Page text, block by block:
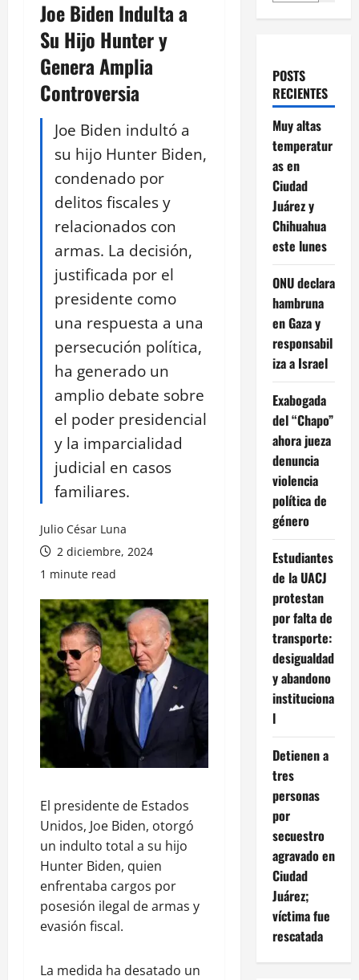
Joe Biden Indulta a
Su Hijo Hunter y
Genera Amplia
Controversia
Joe Biden indultó a
su hijo Hunter Biden,
condenado por
delitos fiscales y
relacionados con
armas. La decisión,
justificada por el
presidente como
una respuesta a una
persecución política,
ha generado un
amplio debate sobre
el poder presidencial
y la imparcialidad
judicial en casos
familiares.
Julio César Luna
2 diciembre, 2024
1 minute read
El presidente de Estados
Unidos, Joe Biden, otorgó
un indulto total a su hijo
Hunter Biden, quien
enfrentaba cargos por
posesión ilegal de armas y
evasión fiscal.
La medida ha desatado un
POSTS
RECIENTES
Muy altas
temperatur
as en
Ciudad
Juárez y
Chihuahua
este lunes
ONU declara
hambruna
en Gaza y
responsabil
iza a Israel
Exabogada
del “Chapo”
ahora jueza
denuncia
violencia
política de
género
Estudiantes
de la UACJ
protestan
por falta de
transporte:
desigualdad
y abandono
instituciona
l
Detienen a
tres
personas
por
secuestro
agravado en
Ciudad
Juárez;
víctima fue
rescatada